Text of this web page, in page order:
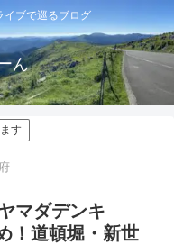
イブで巡るブログ
ん
す
マダデンキ
！道頓堀・新世